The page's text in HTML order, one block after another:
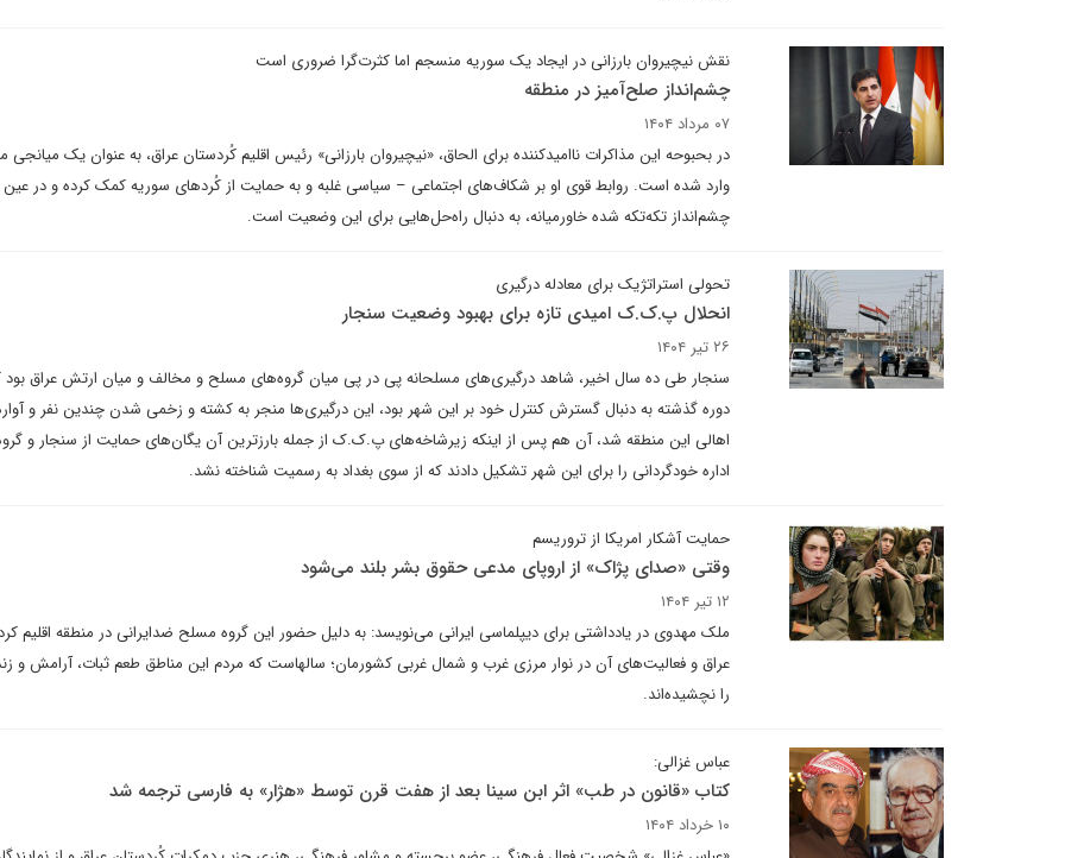
نقش نیچیروان بارزانی در ایجاد یک سوریه منسجم اما کثرت‌گرا ضروری است
چشم‌انداز صلح‌آمیز در منطقه
۰۷ مرداد ۱۴۰۴
در بحبوحه این مذاکرات ناامیدکننده برای الحاق، «نیچیروان بارزانی» رئیس اقلیم کُردستان عراق، به عنوان یک
وارد شده است. روابط قوی او بر شکاف‌های اجتماعی – سیاسی غلبه و به حمایت از کُردهای سوریه کمک کرده و در عین
چشم‌انداز تکه‌تکه شده خاورمیانه، به دنبال راه‌حل‌هایی برای این وضعیت است.
تحولی استراتژیک برای معادله درگیری
انحلال پ.ک.ک امیدی تازه برای بهبود وضعیت سنجار
۲۶ تیر ۱۴۰۴
سنجار طی ده سال اخیر، شاهد درگیری‌های مسلحانه پی در پی میان گروه‌های مسلح و مخالف و میان ارتش عراق
دوره گذشته به دنبال گسترش کنترل خود بر این شهر بود، این درگیری‌ها منجر به کشته و زخمی شدن چندین نفر و
اهالی این منطقه شد، آن هم پس از اینکه زیرشاخه‌های پ.ک.ک از جمله بارزترین آن یگان‌های حمایت از سنجار و
اداره خودگردانی را برای این شهر تشکیل دادند که از سوی بغداد به رسمیت شناخته نشد.
حمایت آشکار امریکا از تروریسم
وقتی «صدای پژاک» از اروپای مدعی حقوق بشر بلند می‌شود
۱۲ تیر ۱۴۰۴
ملک مهدوی در یادداشتی برای دیپلماسی ایرانی می‌نویسد: به دلیل حضور این گروه مسلح ضدایرانی در منطقه اقلیم
عراق و فعالیت‌های آن در نوار مرزی غرب و شمال غربی کشورمان؛‌ سالهاست که مردم این مناطق طعم ثبات،‌ آرامش و
را نچشیده‌اند.
عباس غزالی:
کتاب «قانون در طب» اثر ابن‌ سینا بعد از هفت قرن توسط «هژار» به فارسی ترجمه شد
۱۰ خرداد ۱۴۰۴